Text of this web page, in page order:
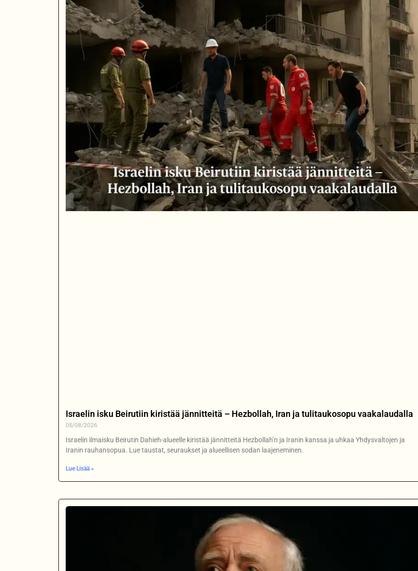
Kanadan pääministeri Mark Carney vieraili esi-isiensä kylässä Mayossa
Israelin isku Beirutiin kiristää jännitteitä – Hezbollah, Iran ja tulitaukosopu vaakalaudalla
05/08/2026
Israelin ilmaisku Beirutin Dahieh-alueelle kiristää jännitteitä Hezbollah’n ja Iranin kanssa ja uhkaa Yhdysvaltojen ja
Iranin rauhansopua. Lue taustat, seuraukset ja alueellisen sodan laajeneminen.
Lue Lisää »